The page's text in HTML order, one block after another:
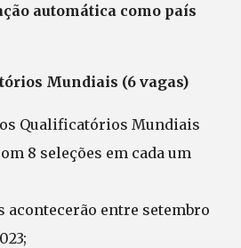
automática como país
Mundiais (6 vagas)
Qualificatórios Mundiais
8 seleções em cada um
acontecerão entre setembro